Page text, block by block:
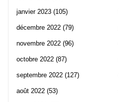
janvier 2023 (105)
décembre 2022 (79)
novembre 2022 (96)
octobre 2022 (87)
septembre 2022 (127)
août 2022 (53)